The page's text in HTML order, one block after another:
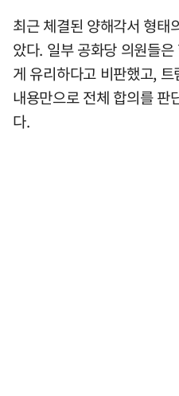
최근 체결된 양해각서 형태
았다. 일부 공화당 의원들
게 유리하다고 비판했고,
내용만으로 전체 합의를 판
다.